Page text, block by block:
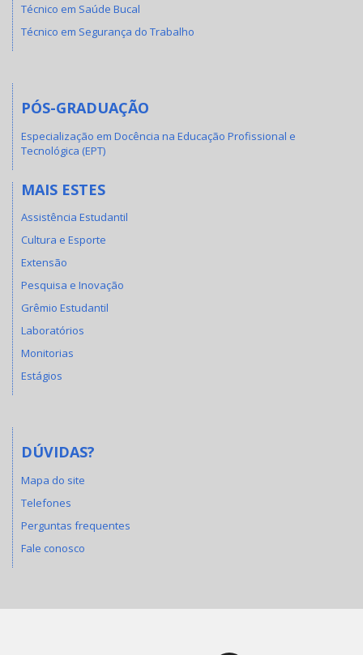
Técnico em Saúde Bucal
Técnico em Segurança do Trabalho
PÓS-GRADUAÇÃO
Especialização em Docência na Educação Profissional e
Tecnológica (EPT)
MAIS ESTES
Assistência Estudantil
Cultura e Esporte
Extensão
Pesquisa e Inovação
Grêmio Estudantil
Laboratórios
Monitorias
Estágios
DÚVIDAS?
Mapa do site
Telefones
Perguntas frequentes
Fale conosco